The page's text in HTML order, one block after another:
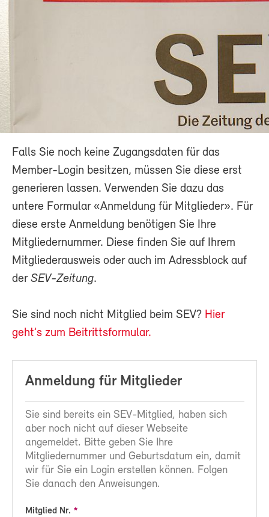
Falls Sie noch keine Zugangsdaten für das
Member-Login besitzen, müssen Sie diese erst
generieren lassen. Verwenden Sie dazu das
untere Formular «Anmeldung für Mitglieder». Für
diese erste Anmeldung benötigen Sie Ihre
Mitgliedernummer. Diese finden Sie auf Ihrem
Mitgliederausweis oder auch im Adressblock auf
der SEV-Zeitung.
Sie sind noch nicht Mitglied beim SEV? Hier
geht’s zum Beitrittsformular.
Anmeldung für Mitglieder
Sie sind bereits ein SEV-Mitglied, haben sich
aber noch nicht auf dieser Webseite
angemeldet. Bitte geben Sie Ihre
Mitgliedernummer und Geburtsdatum ein, damit
wir für Sie ein Login erstellen können. Folgen
Sie danach den Anweisungen.
Mitglied Nr.